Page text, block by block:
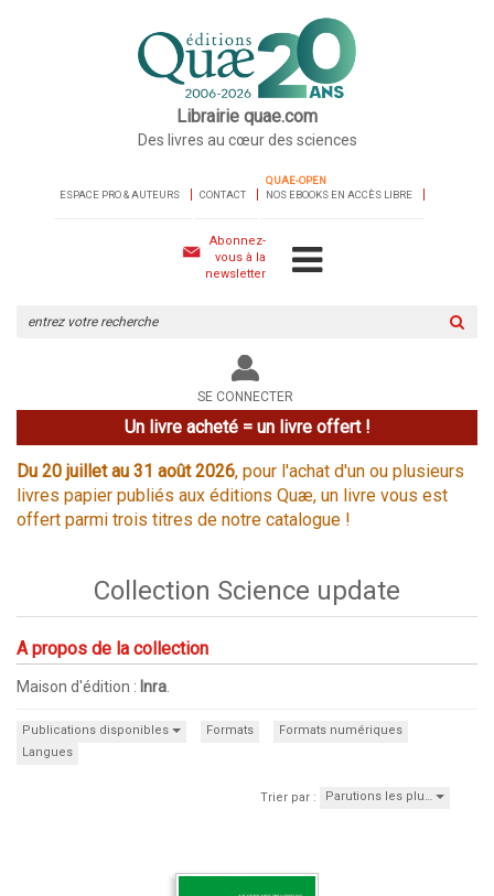
Librairie quae.com
Des livres au cœur des sciences
ESPACE PRO & AUTEURS CONTACT
QUAE-OPEN
NOS EBOOKS EN ACCÈS LIBRE
Abonnez-
vous à la
newsletter
le
site
SE CONNECTER
Un livre acheté = un livre offert !
Du 20 juillet au 31 août 2026, pour l'achat d'un ou plusieurs
livres papier publiés aux éditions Quæ, un livre vous est
offert parmi trois titres de notre catalogue !
Collection Science update
A propos de la collection
Maison d'édition : Inra
Publications disponibles Formats
Formats numériques
Langues
Trier par : Parutions les plu…